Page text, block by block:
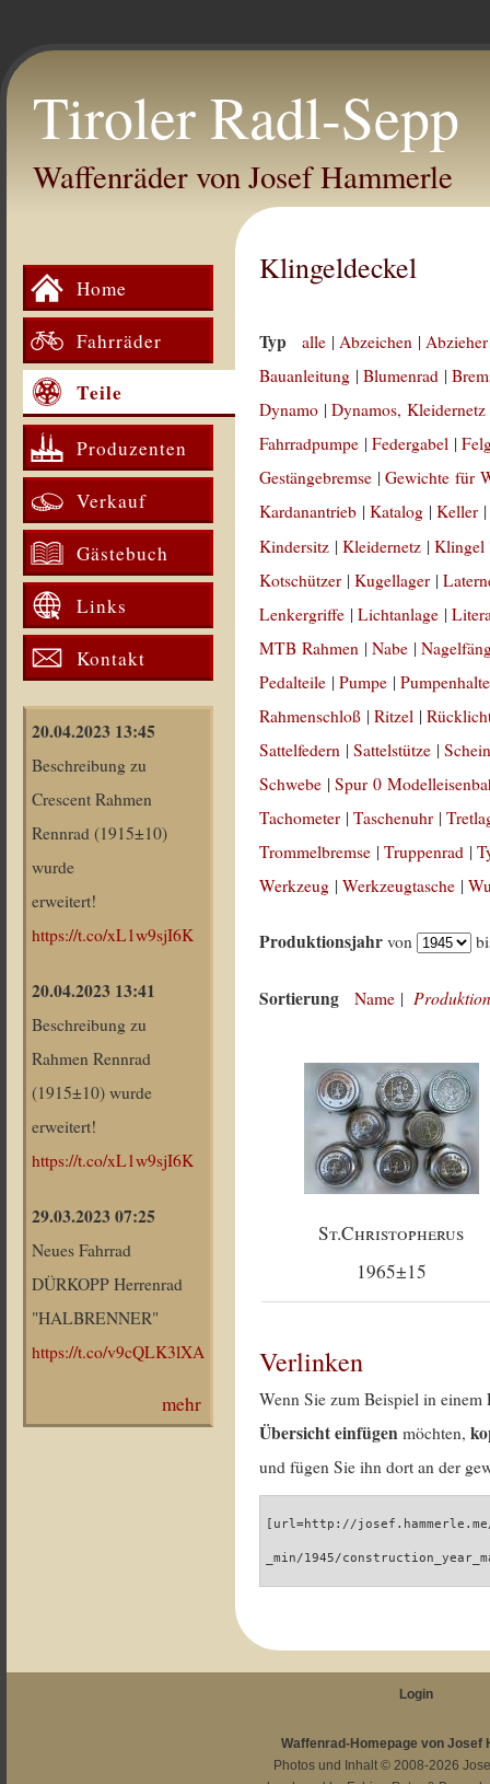
Tiroler Radl-Sepp
Waffenräder von Josef Hammerle
Home
Fahrräder
Teile
Produzenten
Verkauf
Gästebuch
Links
Kontakt
20.04.2023 13:45
Beschreibung zu
Crescent Rahmen
Rennrad (1915±10)
wurde
erweitert!
https://t.co/xL1w9sjI6K
20.04.2023 13:41
Beschreibung zu
Rahmen Rennrad
(1915±10) wurde
erweitert!
https://t.co/xL1w9sjI6K
29.03.2023 07:25
Neues Fahrrad
DÜRKOPP Herrenrad
"HALBRENNER"
https://t.co/v9cQLK3lXA
mehr
Klingeldeckel
Typ alle |Abzeichen |
Bauanleitung |Blumenrad |
Dynamo |Dynamos, Kleidernetz
Fahrradpumpe |Federgabel |
Gestängebremse |Gewichte für
Kardanantrieb |Katalog |Keller
Kindersitz |Kleidernetz |Klingel
Kotschützer |Kugellager |
Lenkergriffe |Lichtanlage |
MTB Rahmen |Nabe |
Pedalteile |Pumpe |
Rahmenschloß |Ritzel |
Sattelfedern |Sattelstütze |
Schwebe |Spur 0
Tachometer |Taschenuhr |
Trommelbremse |Truppenrad |
Werkzeug |Werkzeugtasche |
Produktionsjahr von
Sortierung Name |
St.Christopherus
1965±15
Verlinken
Wenn Sie zum Beispiel in
Übersicht einfügen möchten,
und fügen Sie ihn dort an der
[url=http://
_min/1945/
Login
Waffenrad-Homepage von Josef
Photos und Inhalt © 2008-2026